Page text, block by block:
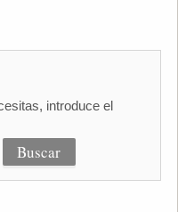
introduce el